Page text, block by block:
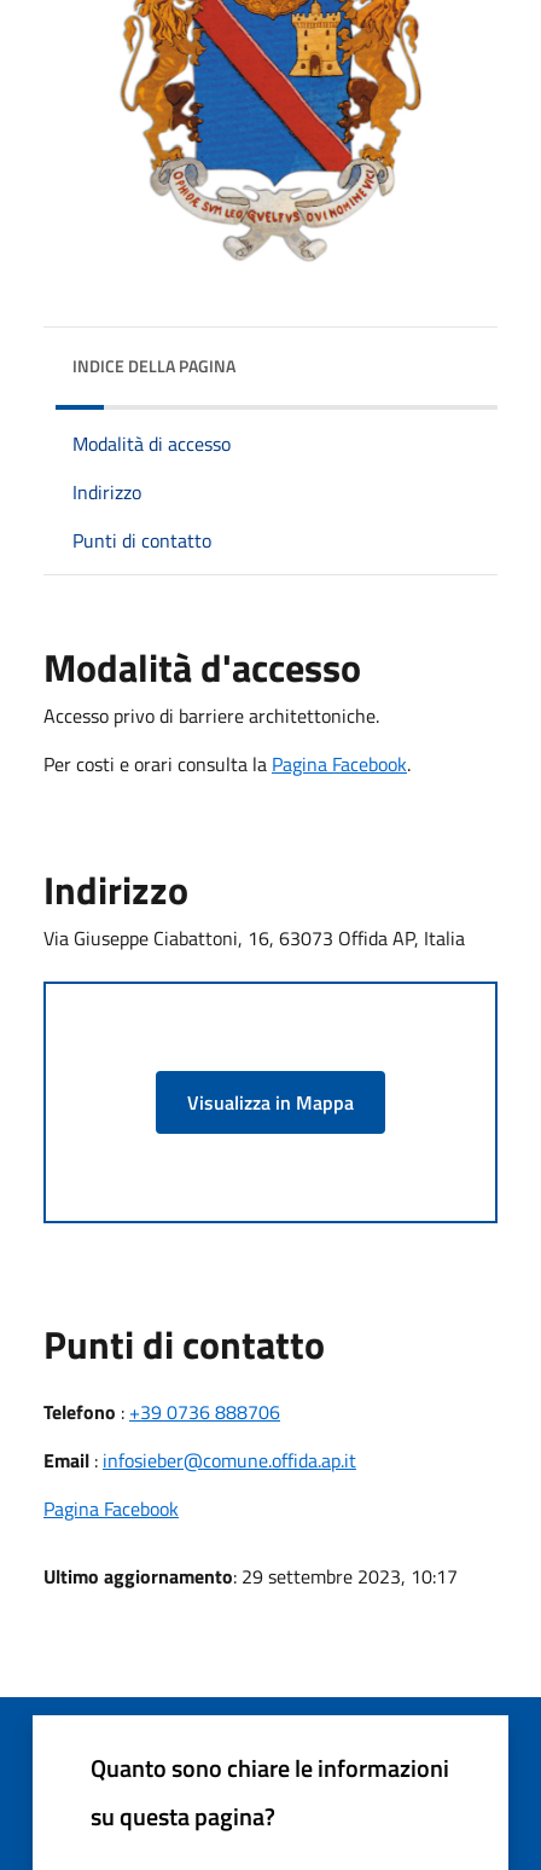
INDICE DELLA PAGINA
Modalità di accesso
Indirizzo
Punti di contatto
Modalità d'accesso
Accesso privo di barriere architettoniche.
Per costi e orari consulta la Pagina Facebook.
Indirizzo
Via Giuseppe Ciabattoni, 16, 63073 Offida AP, Italia
Visualizza in Mappa
Punti di contatto
Telefono : +39 0736 888706
Email : infosieber@comune.offida.ap.it
Pagina Facebook
Ultimo aggiornamento: 29 settembre 2023, 10:17
Quanto sono chiare le informazioni
su questa pagina?